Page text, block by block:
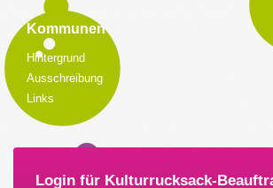
Kommunen
Hintergrund
Ausschreibung
Links